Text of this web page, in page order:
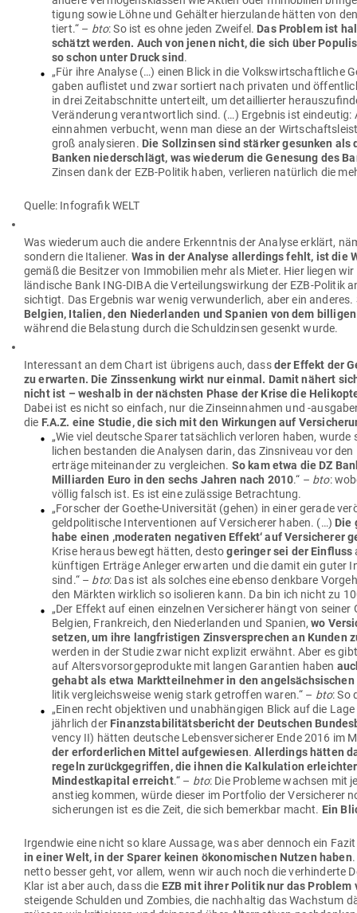
tigung sowie Löhne und Gehälter hier­zu­lande hätten von
tiert.“ – bto: So ist es ohne jeden Zweifel. Das Problem ist
schätzt werden. Auch von jenen nicht, die sich über
so schon unter Druck sind .
„Für ihre Analyse (…) einen Blick in die Volks­wirt­schaft­liche
gaben auf­listet und zwar sor­tiert nach pri­vaten und
in drei Zeit­ab­schnitte unter­teilt, um detail­lierter
Ver­än­derung ver­ant­wortlich sind. (…) Ergebnis ist
ein­nahmen ver­bucht, wenn man diese an der
groß ana­ly­sieren. Die Soll­zinsen sind stärker gesunken
Banken nie­der­schlägt, was wie­derum die Genesung des
Zinsen dank der EZB-Politik haben, ver­lieren natürlich die
Quelle: Info­grafik WELT
Was wie­derum auch die andere Erkenntnis der Analyse erklärt,
sondern die Ita­liener. Was in der Analyse aller­dings fehlt, ist die
gemäß die Besitzer von Immo­bilien mehr als Mieter. Hier liegen
län­dische Bank ING-DIBA die Ver­tei­lungs­wirkung der EZB-
sichtigt. Das Ergebnis war wenig ver­wun­derlich, aber ein anderes.
Belgien, Italien, den Nie­der­landen und Spanien von dem
während die Belastung durch die Schuld­zinsen gesenkt wurde.
Inter­essant an dem Chart ist übrigens auch, dassder Effekt der
zu erwarten. Die Zins­senkung wirkt nur einmal. Damit nähert
nicht ist – weshalb in der nächsten Phase der Krise die
Dabei ist es nicht so einfach, nur die Zins­ein­nahmen und
die F.A.Z. eine Studie, die sich mit den Wir­kungen auf
„Wie viel deutsche Sparer tat­sächlich ver­loren haben,
lichen bestanden die Ana­lysen darin, das Zins­niveau vor
erträge mit­ein­ander zu ver­gleichen. So kam etwa die DZ
Mil­li­arden Euro in den sechs Jahren nach 2010.“ – bto:
völlig falsch ist. Es ist eine zulässige Betrachtung.
„For­scher der Goethe-Uni­ver­sität (gehen) in einer gerade
geld­po­li­tische Inter­ven­tionen auf Ver­si­cherer haben. (…) Die
habe einen ‚mode­raten nega­tiven Effekt‘auf Ver­si­cherer
Krise heraus bewegt hätten, destogeringer sei der Ein­fluss
künf­tigen Erträge Anleger erwarten und die damit ein
sind.“ – bto: Das ist als solches eine ebenso denkbare
den Märkten wirklich so iso­lieren kann. Da bin ich nicht zu
„Der Effekt auf einen ein­zelnen Ver­si­cherer hängt von
Belgien, Frank­reich, den Nie­der­landen und Spanien,wo
setzen, um ihre lang­fris­tigen Zins­ver­sprechen an Kunden
werden in der Studie zwar nicht explizit erwähnt. Aber es
auf Alters­vor­sor­ge­pro­dukte mit langen Garantien haben
gehabt als etwa Markt­teil­nehmer in den
litik ver­gleichs­weise wenig stark getroffen waren.“ – bto: So
„Einen recht objek­tiven und unab­hän­gigen Blick auf die
jährlich der Finanz­sta­bi­li­täts­be­richt der Deut­schen
vency II) hätten deutsche Lebens­ver­si­cherer Ende 2016 im
der erfor­der­lichen Mittel auf­ge­wiesen.Aller­dings hätten
regeln zurück­ge­griffen, die ihnen die Kal­ku­lation
Min­dest­ka­pital erreicht.“ – bto: Die Pro­bleme wachsen mit
an­stieg kommen, würde dieser im Port­folio der Ver­si­cherer
si­che­rungen ist es die Zeit, die sich bemerkbar macht. Ein
Irgendwie eine nicht so klare Aussage, was aber dennoch ein
in einer Welt, in der Sparer keinen öko­no­mi­schen Nutzen haben
netto besser geht, vor allem, wenn wir auch noch die ver­hin­derte
Klar ist aber auch, dass die EZB mit ihrer Politik nur das
stei­gende Schulden und Zombies, die nach­haltig das Wachstum